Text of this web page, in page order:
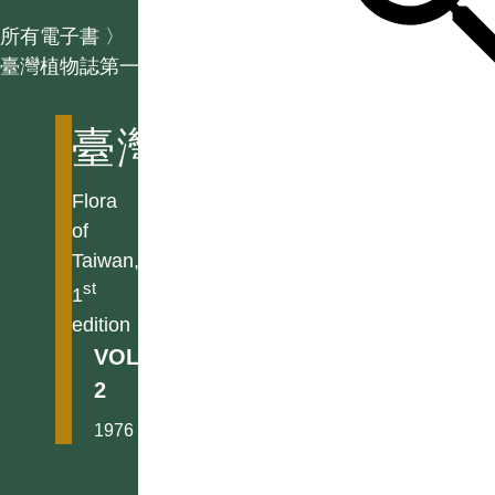
所有電子書 〉
臺灣植物誌第一版
臺灣植物誌第一版
Flora
of
Taiwan,
1st
edition
VOL.
2
1976